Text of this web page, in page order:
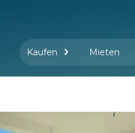
Kaufen Mieten